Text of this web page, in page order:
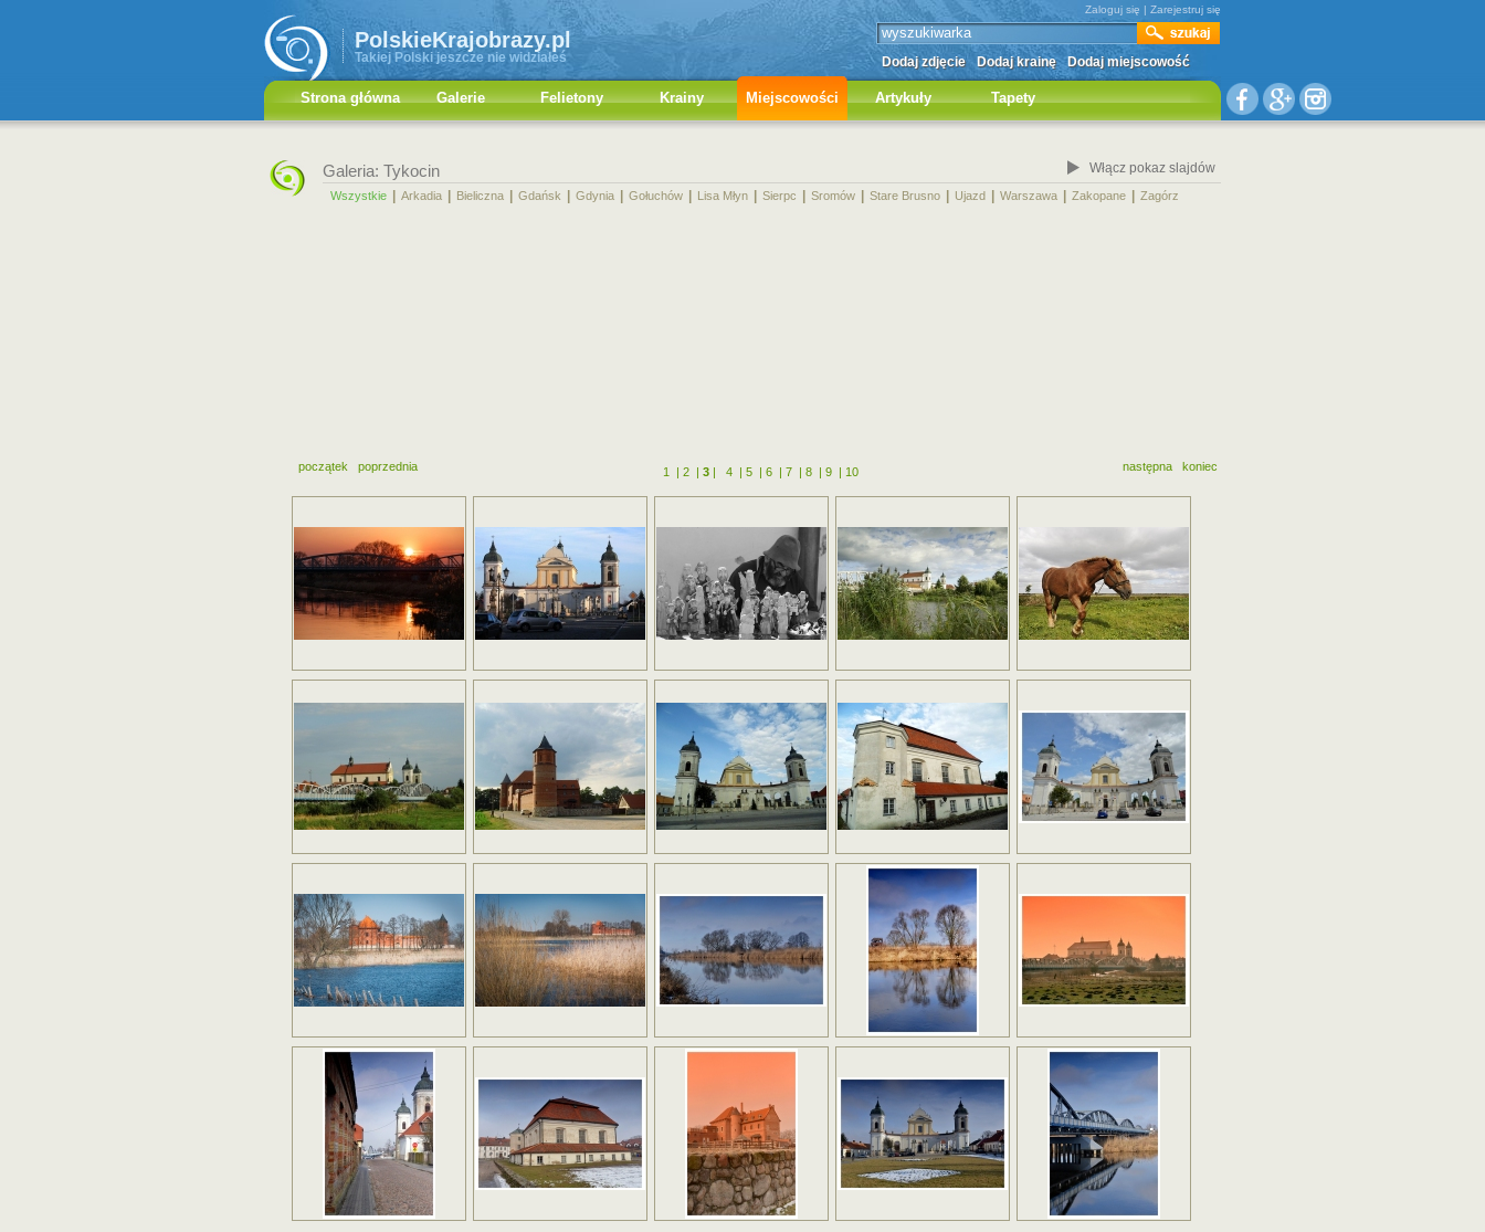
PolskieKrajobrazy.pl
Takiej Polski jeszcze nie widziałeś
Zaloguj się | Zarejestruj się
Dodaj zdjęcie Dodaj krainę Dodaj miejscowość
Strona główna Galerie Felietony Krainy Miejscowości Artykuły Tapety
Galeria: Tykocin Włącz pokaz slajdów
Wszystkie Arkadia Bieliczna Gdańsk Gdynia Gołuchów Lisa Młyn Sierpc Sromów Stare Brusno Ujazd Warszawa Zakopane Zagórz
następna koniec
początek poprzednia 1 | 2 | 3| 4 | 5 | 6 | 7 | 8 | 9 | 10